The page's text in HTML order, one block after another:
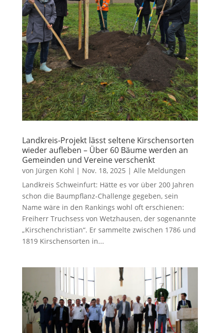
Landkreis-Projekt lässt seltene Kirschensorten
wieder aufleben – Über 60 Bäume werden an
Gemeinden und Vereine verschenkt
von Jürgen Kohl | Nov. 18, 2025 | Alle Meldungen
Landkreis Schweinfurt: Hätte es vor über 200 Jahren
schon die Baumpflanz-Challenge gegeben, sein
Name wäre in den Rankings wohl oft erschienen:
Freiherr Truchsess von Wetzhausen, der sogenannte
„Kirschenchristian“. Er sammelte zwischen 1786 und
1819 Kirschensorten in...